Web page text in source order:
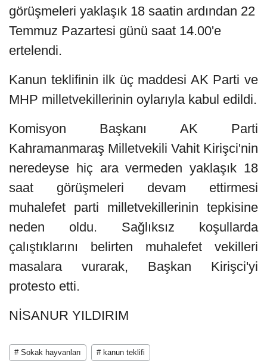
görüşmeleri yaklaşık 18 saatin ardından 22
Temmuz Pazartesi günü saat 14.00'e
ertelendi.
Kanun teklifinin ilk üç maddesi AK Parti ve
MHP milletvekillerinin oylarıyla kabul edildi.
Komisyon Başkanı AK Parti
Kahramanmaraş Milletvekili Vahit Kirişci'nin
neredeyse hiç ara vermeden yaklaşık 18
saat görüşmeleri devam ettirmesi
muhalefet parti milletvekillerinin tepkisine
neden oldu. Sağlıksız koşullarda
çalıştıklarını belirten muhalefet vekilleri
masalara vurarak, Başkan Kirişci'yi
protesto etti.
NİSANUR YILDIRIM
# Sokak hayvanları # kanun teklifi